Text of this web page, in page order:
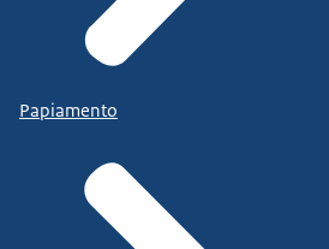
Papiamento